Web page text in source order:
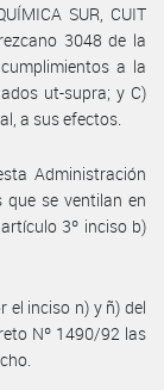
SUR, CUIT
3048 de la
a la
ut-supra; y C)
a sus efectos.
Administración
que se ventilan en
3º inciso b)
el inciso n) y ñ) del
Nº 1490/92 las